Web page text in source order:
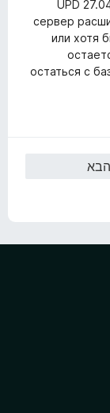
UPD
сервер
или хотя
остаться с
הבא